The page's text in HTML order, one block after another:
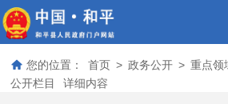
您的位置： 首页 > 政务公开 > 重点领
公开栏目
详细内容